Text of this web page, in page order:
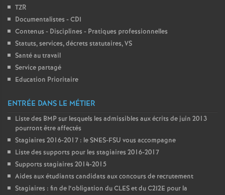
TZR
Documentalistes - CDI
Contenus - Disciplines - Pratiques professionnelles
Statuts, services, décrets statutaires, VS
Santé au travail
Service partagé
Education Prioritaire
ENTRÉE DANS LE MÉTIER
Liste des BMP sur lesquels les admissibles aux écrits de juin 2013
pourront être affectés
Stagiaires 2016-2017 : le SNES-FSU vous accompagne
Liste des supports pour les stagiaires 2016-2017
Supports stagiaires 2014-2015
Aides aux étudiants candidats aux concours de recrutement
Stagiaires : fin de l’obligation du CLES et du C2I2E pour la